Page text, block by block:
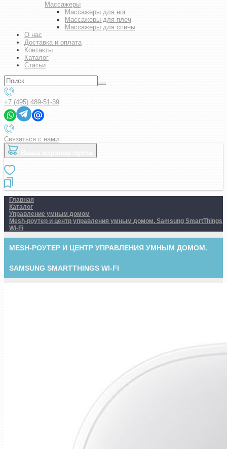
Массажеры
Массажеры для ног
Массажеры для плеч
Массажеры для спины
О нас
Доставка и оплата
Контакты
Каталог
Статьи
+7 (495) 489-51-39
Связаться с нами
Главная
Каталог
Управление умным домом
Mesh-роутер и центр управления умным домом. Samsung SmartThings
Wi-Fi
MESH-РОУТЕР И ЦЕНТР УПРАВЛЕНИЯ УМНЫМ ДОМОМ.
SAMSUNG SMARTTHINGS WI-FI